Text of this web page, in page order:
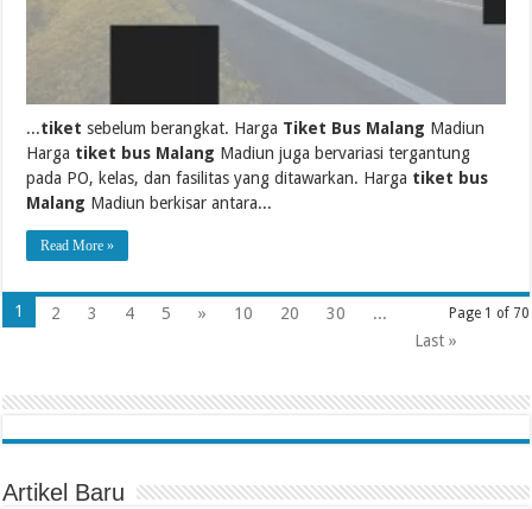
...tiket sebelum berangkat. Harga Tiket Bus Malang Madiun
Harga tiket bus Malang Madiun juga bervariasi tergantung
pada PO, kelas, dan fasilitas yang ditawarkan. Harga tiket bus
Malang Madiun berkisar antara...
Read More »
Page 1 of 70
1 2 3 4 5 » 10 20 30
...
Last »
Artikel Baru